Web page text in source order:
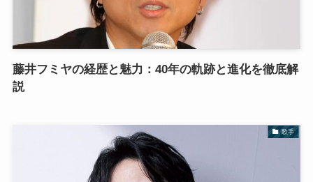
藤井フミヤの経歴と魅力：40年の軌跡と進化を徹底解
説
歌手